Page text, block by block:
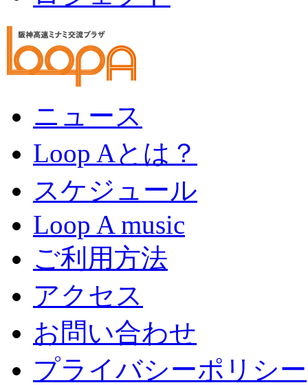
ニュース
Loop Aとは？
スケジュール
Loop A music
ご利用方法
アクセス
お問い合わせ
プライバシーポリシー